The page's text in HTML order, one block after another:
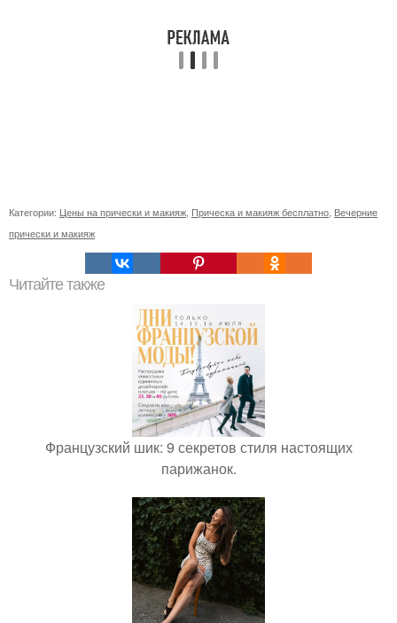
Категории: Цены на прически и макияж Прическа и макияж бесплатно Вечерние
прически и макияж
Читайте также
Французский шик: 9 секретов стиля настоящих
парижанок.